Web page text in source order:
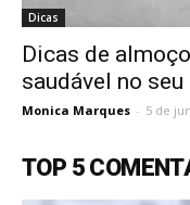
Dicas
Dicas de
saudável no seu
Monica Marques - 5 de
TOP 5